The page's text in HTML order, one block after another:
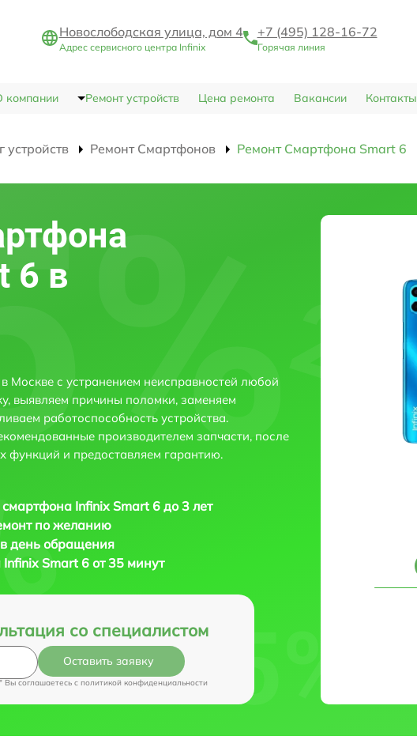
Новослободская улица, дом 4
Адрес сервисного центра Infinix
+7 (495) 128-16-72
Горячая линия
компании Ремонт устройств Цена ремонта Вакансии Контакты
устройств Ремонт Смартфонов Ремонт Смартфона Smart 6
6 в
Москве с устранением неисправностей любой
выявляем причины поломки, заменяем
работоспособность устройства.
производителем запчасти, после
функций и предоставляем гарантию.
смартфона Infinix Smart 6 до 3 лет
по желанию
в день обращения
Smart 6 от 35 минут
со специалистом
Оставить заявку
Вы соглашаетесь c политикой конфиденциальности